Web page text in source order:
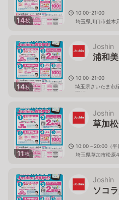
14枚
10:00-21:00
埼玉県川口市並木
14枚
Joshin
浦和
10:00-21:00
埼玉県さいたま市
園1F
11枚
Joshin
草加
10:00～20:00（平
埼玉県草加市松原
Joshin
ソコ